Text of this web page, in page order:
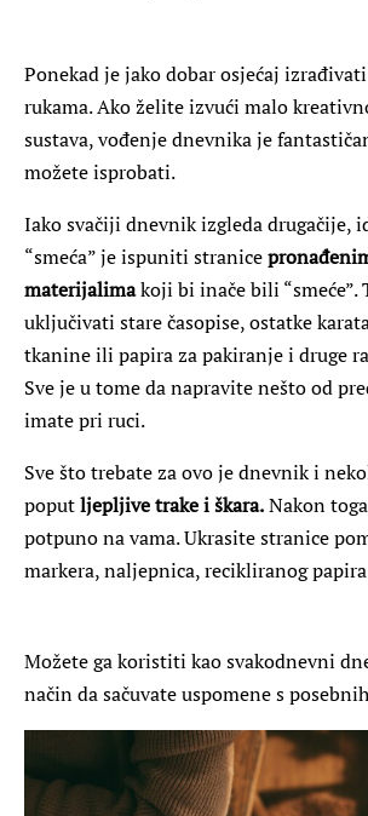
Ponekad je jako dobar osjećaj
rukama. Ako želite izvući malo
sustava, vođenje dnevnika je
možete isprobati.
Iako svačiji dnevnik izgleda drugačije,
“smeća” je ispuniti stranice
materijalimakoji bi inače bili “smeće”.
uključivati ​​stare časopise, ostatke
tkanine ili papira za pakiranje i druge
Sve je u tome da napravite nešto od
imate pri ruci.
Sve što trebate za ovo je dnevnik i
poputljepljive trake i škara.Nakon
potpuno na vama. Ukrasite stranice
markera, naljepnica, recikliranog
Možete ga koristiti kao svakodnevni
način da sačuvate uspomene s